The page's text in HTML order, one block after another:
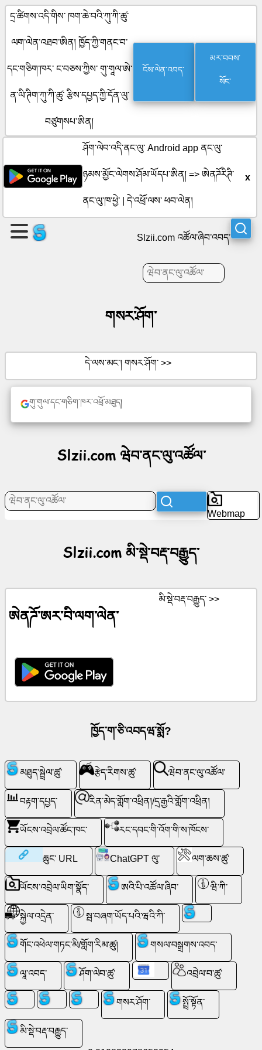
འབད།
སྡེ་
ལེབ་
ཚུ་
སྟོན་
བརྒྱུད་
ཀི་
འབྲེལ་
བ་
ཚུ་
རིགས་
ཚུ་
ཝེབ་
ནང་
ལུ་
འཚོལ་
རིན་
དྲ་ཚིགས་འདི་གིས་ ཁག་ཆེ་བའི་ཀུ་ཀི་ཚུ་
ལག་ལེན་འཐབ་ཨིན། ཁྱོད་ཀྱི་གནང་བ་
དང་གཅིག་ཁར་ ང་བཅས་ཀྱིས་ གུ་གཱལ་ཨེ་
ན་ལི་ཊིག་ཀུ་ཀི་ཚུ་ རྩིས་དཔྱད་ཀྱི་དོན་ལུ་
བཙུགསཔ་ཨིན།
ངོས་ལེན་འབད་
མར་བབས་
སོང་
ཤོག་ལེབ་འདི་ནང་ལུ་ Android app ནང་ལུ་
ཉམས་མྱོང་ལེགས་ཤོམ་ཡོདཔ་ཨིན། => ཨེནཌོརིཊི་
ནང་ལུ་ཁ་ཕྱེ་ དེ་འཕྲོ་ལས་ ཕབ་ལེན།
x
Slzii.com འཚོལ་ཞིབ་འབད་
གསར་ཤོག་
དེ་ལས་མང་། གསར་ཤོག་ >>
གུ་གུལ་དང་གཅིག་ཁར་འཕྲོ་མཐུད།
Slzii.com ཝེབ་ནང་ལུ་འཚོལ་
Webmap
Slzii.com མི་སྡེ་བརྡ་བརྒྱུད་
ཨེནཌོ་ཨར་བི་ལག་ལེན་
མི་སྡེ་བརྡ་བརྒྱུད་ >>
ཁྱོད༌ག༌ཅི༌འབདཝ༌སྨོ?
མཐུད་སྦྲེལ་ཚུ་ རྩེད་རིགས་ཚུ་ ཝེབ་ནང་ལུ་འཚོལ་
བརྟག་དཔྱད་ རིན་མེད་གློག་འཕྲིན།/དྲ་རྒྱའི་གློག་འཕྲིན།
ཡོངས་འབྲེལ་ཚོང་ཁང་ རང་དབང་གི་འོག་གི་ས་ཁོངས་
ཆུང་ URL ChatGPT ལུ་ ལག་ཆས་ཚུ་
ཡོངས་འབྲེལ་ཡིག་སྣོད་ ཨའི་པི་འཚོལ་ཞིབ་ ཝི་ཀི་
སྐྱེལ་འདྲེན་ སྦ་བཞག་ཡོད་པའི་ཝའི་ཀི་
གོང་འཕེལ་གཏང་མི/གློག་རིམ་ཚུ། གསལ་བསྒྲགས་འབད་
ལཱ་འབད་ ཤོག་ལེབ་ཚུ་ འབྲེལ་བ་ཚུ་
གསར་ཤོག་ སྤྲོ་སྟོན་
མི་སྡེ་བརྡ་བརྒྱུད་